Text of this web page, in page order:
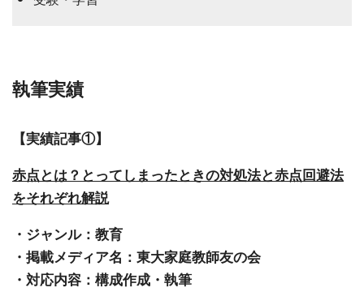
執筆実績
【実績記事①】
赤点とは？とってしまったときの対処法と赤点回避法
をそれぞれ解説
・ジャンル：教育
・掲載メディア名：東大家庭教師友の会
・対応内容：構成作成・執筆